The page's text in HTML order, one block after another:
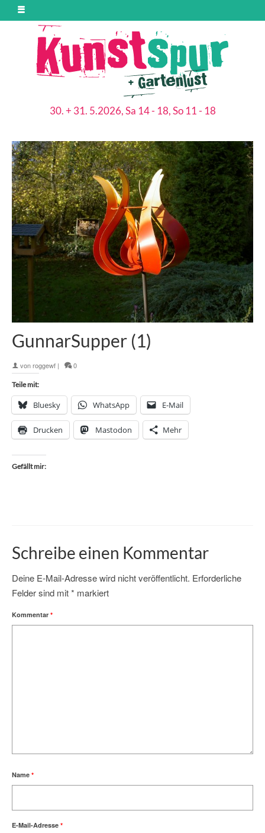
30. + 31. 5.2026, Sa 14 - 18, So 11 - 18
GunnarSupper (1)
vonroggewf | 0
Teile mit:
Bluesky WhatsApp E-Mail
Drucken Mastodon Mehr
Gefällt mir:
Schreibe einen Kommentar
Deine E-Mail-Adresse wird nicht veröffentlicht. Erforderliche
Felder sind mit* markiert
Kommentar *
Name *
E-Mail-Adresse *